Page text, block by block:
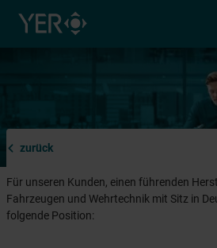
Typ auswählen
zurück
Für unseren Kunden, einen führenden
Fahrzeugen und Wehrtechnik mit Sitz in
folgende Position: